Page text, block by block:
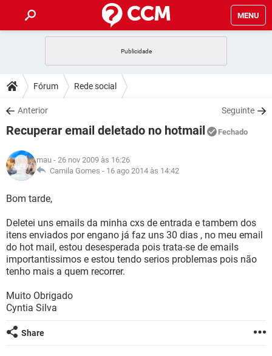
MENU
CELULAR
OUTLOOK
INSTAGRAM GMAIL
GUIA DE COMPRAS
DICAS
JOGOS
INSTAGRAM
GUIA DE COMPRAS
DOWNLOADS
JOGOS WHATSAPP
CELULAR
OUTLOOK EXCEL
INSTAGRAM
FÓRUM
JOGOS
CELULAR
OUTLOOK
INSTAGRAM GMAIL
GUIA DE COMPRAS
GLOSSÁRIO
OUTLOOK EXCEL
INSTAGRAM GMAIL
GUIA DE COMPRAS
Fórum Rede social
Anterior Seguinte
Recuperar email deletado no hotmail Fechado
mau - 26 nov 2009 às 16:26
Camila Gomes - 16 ago 2014 às 14:42
Bom tarde,
Deletei uns emails da minha cxs de entrada e tambem dos
itens enviados por engano já faz uns 30 dias , no meu email
do hot mail, estou desesperada pois trata-se de emails
importantissimos e estou tendo serios problemas pois não
tenho mais a quem recorrer.
Muito Obrigado
Cyntia Silva
Share